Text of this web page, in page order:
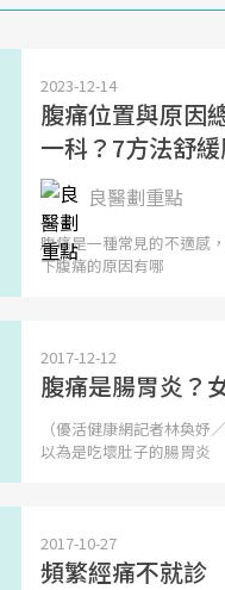
2023-12-14
腹痛位置與原因
一科？7方法舒
良醫劃重點
腹痛是一種常見的不適感
下腹痛的原因有哪
2017-12-12
腹痛是腸胃炎？
（優活健康網記者林奐
以為是吃壞肚子的腸胃炎
2017-10-27
頻繁經痛不就